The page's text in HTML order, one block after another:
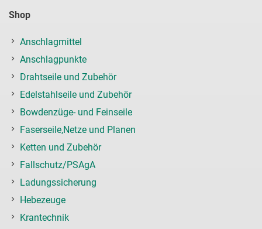
Shop
Anschlagmittel
Anschlagpunkte
Drahtseile und Zubehör
Edelstahlseile und Zubehör
Bowdenzüge- und Feinseile
Faserseile,Netze und Planen
Ketten und Zubehör
Fallschutz/PSAgA
Ladungssicherung
Hebezeuge
Krantechnik